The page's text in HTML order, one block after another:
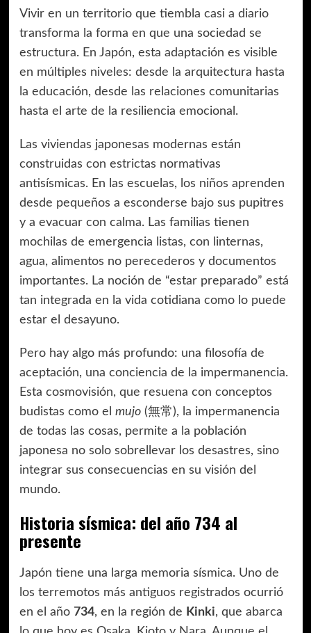
Vivir en un territorio que tiembla casi a diario
transforma la forma en que una sociedad se
estructura. En Japón, esta adaptación es visible
en múltiples niveles: desde la arquitectura hasta
la educación, desde las relaciones comunitarias
hasta el arte de la resiliencia emocional.
Las viviendas japonesas modernas están
construidas con estrictas normativas
antisísmicas. En las escuelas, los niños aprenden
desde pequeños a esconderse bajo sus pupitres
y a evacuar con calma. Las familias tienen
mochilas de emergencia listas, con linternas,
agua, alimentos no perecederos y documentos
importantes. La noción de “estar preparado” está
tan integrada en la vida cotidiana como lo puede
estar el desayuno.
Pero hay algo más profundo: una filosofía de
aceptación, una conciencia de la impermanencia.
Esta cosmovisión, que resuena con conceptos
budistas como el mujo(無常), la impermanencia
de todas las cosas, permite a la población
japonesa no solo sobrellevar los desastres, sino
integrar sus consecuencias en su visión del
mundo.
Historia sísmica: del año 734 al
presente
Japón tiene una larga memoria sísmica. Uno de
los terremotos más antiguos registrados ocurrió
en el año 734, en la región de Kinki, que abarca